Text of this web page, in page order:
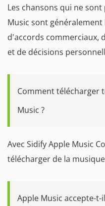
Les chansons qui ne
Music sont
d'accords commerciaux,
et de décisions
Comment télécharger
Music ?
Avec Sidify Apple Music
télécharger de la
Apple Music accepte-t-